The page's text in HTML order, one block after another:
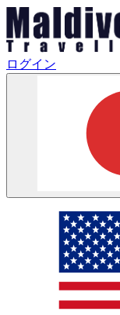
ログイン